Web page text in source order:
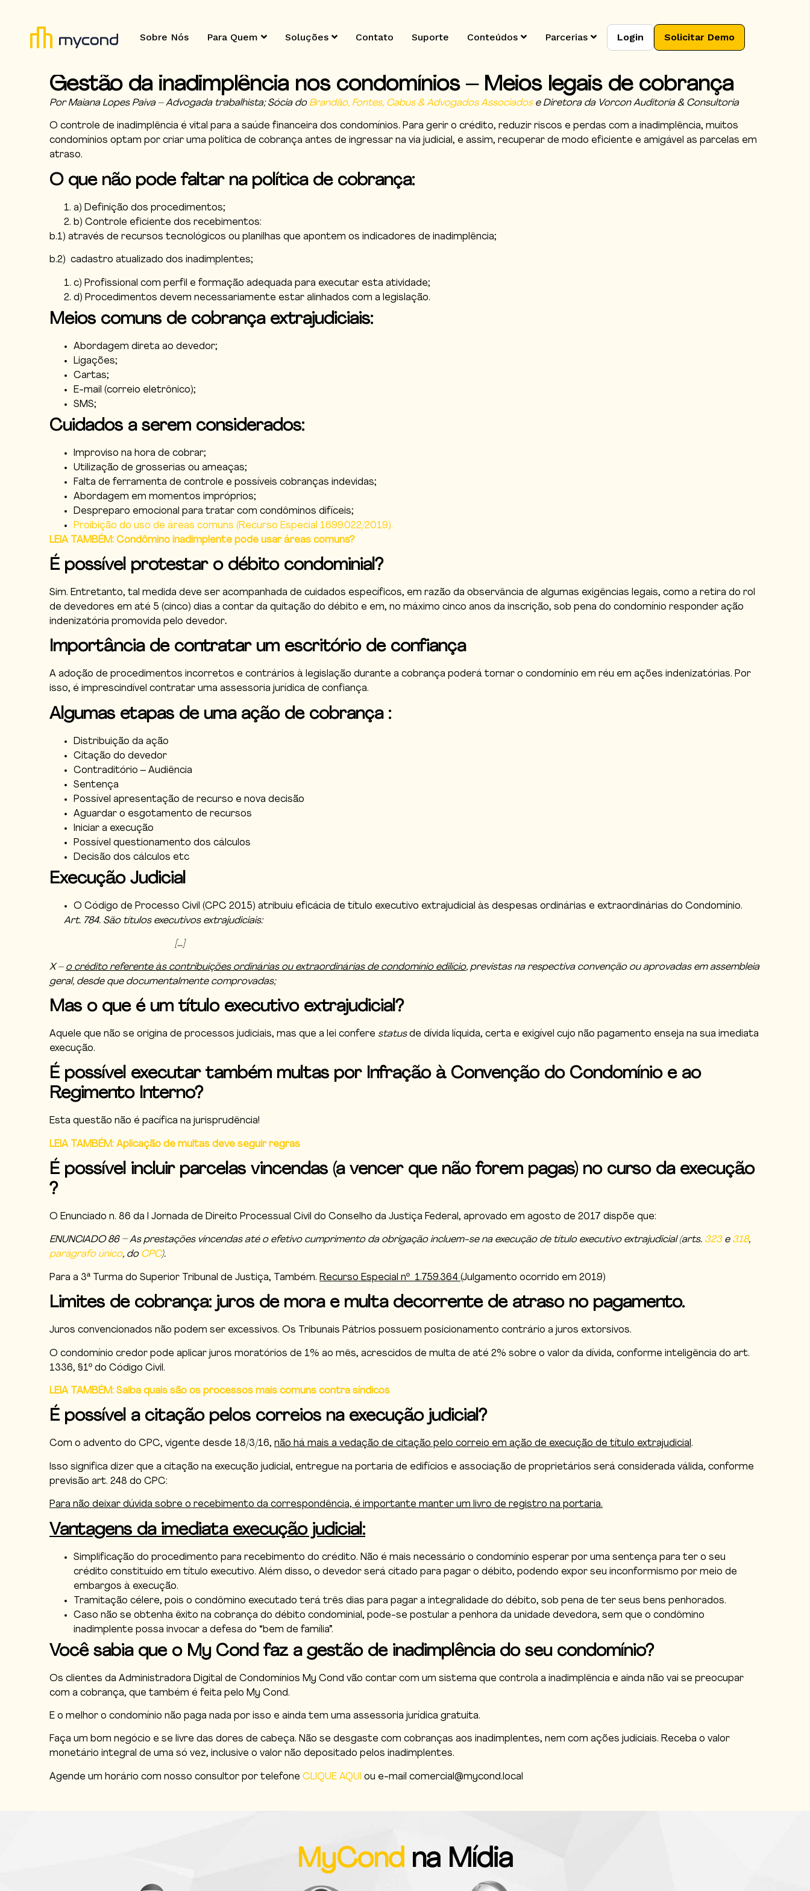
Sobre Nós Para Quem Soluções Contato Suporte Conteúdos Parcerias Login Solicitar Demo
Gestão da inadimplência nos condomínios – Meios legais de cobrança
Por Maiana Lopes Paiva – Advogada trabalhista; Sócia do Brandão, Fontes, Cabús & Advogados Associadose Diretora da Vorcon Auditoria & Consultoria
O controle de inadimplência é vital para a saúde financeira dos condomínios. Para gerir o crédito, reduzir riscos e perdas com a inadimplência, muitos
condomínios optam por criar uma política de cobrança antes de ingressar na via judicial, e assim, recuperar de modo eficiente e amigável as parcelas em
atraso.
O que não pode faltar na política de cobrança:
a) Definição dos procedimentos;
b) Controle eficiente dos recebimentos:
b.1) através de recursos tecnológicos ou planilhas que apontem os indicadores de inadimplência;
b.2) cadastro atualizado dos inadimplentes;
c) Profissional com perfil e formação adequada para executar esta atividade;
d) Procedimentos devem necessariamente estar alinhados com a legislação.
Meios comuns de cobrança extrajudiciais:
Abordagem direta ao devedor;
Ligações;
Cartas;
E-mail (correio eletrônico);
SMS;
Cuidados a serem considerados:
Improviso na hora de cobrar;
Utilização de grosserias ou ameaças;
Falta de ferramenta de controle e possíveis cobranças indevidas;
Abordagem em momentos impróprios;
Despreparo emocional para tratar com condôminos difíceis;
Proibição do uso de áreas comuns (Recurso Especial 1699.022/2019).
LEIA TAMBÉM: Condômino inadimplente pode usar áreas comuns?
É possível protestar o débito condominial?
Sim. Entretanto, tal medida deve ser acompanhada de cuidados específicos, em razão da observância de algumas exigências legais, como a retira do rol
de devedores em até 5 (cinco) dias a contar da quitação do débito e em, no máximo cinco anos da inscrição, sob pena do condomínio responder ação
indenizatória promovida pelo devedor.
Importância de contratar um escritório de confiança
A adoção de procedimentos incorretos e contrários à legislação durante a cobrança poderá tornar o condomínio em réu em ações indenizatórias. Por
isso, é imprescindível contratar uma assessoria jurídica de confiança.
Algumas etapas de uma ação de cobrança :
Distribuição da ação
Citação do devedor
Contraditório – Audiência
Sentença
Possível apresentação de recurso e nova decisão
Aguardar o esgotamento de recursos
Iniciar a execução
Possível questionamento dos cálculos
Decisão dos cálculos etc
Execução Judicial
O Código de Processo Civil (CPC 2015) atribuiu eficácia de título executivo extrajudicial às despesas ordinárias e extraordinárias do Condomínio.
Art. 784. São títulos executivos extrajudiciais:
[…]
X – o crédito referente às contribuições ordinárias ou extraordinárias de condomínio edilício, previstas na respectiva convenção ou aprovadas em assembleia
geral, desde que documentalmente comprovadas;
Mas o que é um título executivo extrajudicial?
Aquele que não se origina de processos judiciais, mas que a lei confere statusde dívida líquida, certa e exigível cujo não pagamento enseja na sua imediata
execução.
É possível executar também multas por Infração à Convenção do Condomínio e ao
Regimento Interno?
Esta questão não é pacífica na jurisprudência!
LEIA TAMBÉM: Aplicação de multas deve seguir regras
É possível incluir parcelas vincendas (a vencer que não forem pagas) no curso da execução
?
O Enunciado n. 86 da I Jornada de Direito Processual Civil do Conselho da Justiça Federal, aprovado em agosto de 2017 dispõe que:
ENUNCIADO 86 – As prestações vincendas até o efetivo cumprimento da obrigação incluem-se na execução de título executivo extrajudicial (arts. 323e 318,
parágrafo único, do CPC).
Para a 3ª Turma do Superior Tribunal de Justiça, Também. Recurso Especial nº 1.759.364 (Julgamento ocorrido em 2019)
Limites de cobrança: juros de mora e multa decorrente de atraso no pagamento.
Juros convencionados não podem ser excessivos. Os Tribunais Pátrios possuem posicionamento contrário a juros extorsivos.
O condomínio credor pode aplicar juros moratórios de 1% ao mês, acrescidos de multa de até 2% sobre o valor da dívida, conforme inteligência do art.
1336, §1º do Código Civil.
LEIA TAMBÉM: Saiba quais são os processos mais comuns contra síndicos
É possível a citação pelos correios na execução judicial?
Com o advento do CPC, vigente desde 18/3/16, não há mais a vedação de citação pelo correio em ação de execução de título extrajudicial.
Isso significa dizer que a citação na execução judicial, entregue na portaria de edifícios e associação de proprietários será considerada válida, conforme
previsão art. 248 do CPC:
Para não deixar dúvida sobre o recebimento da correspondência, é importante manter um livro de registro na portaria.
Vantagens da imediata execução judicial:
Simplificação do procedimento para recebimento do crédito. Não é mais necessário o condomínio esperar por uma sentença para ter o seu
crédito constituído em título executivo. Além disso, o devedor será citado para pagar o débito, podendo expor seu inconformismo por meio de
embargos à execução.
Tramitação célere, pois o condômino executado terá três dias para pagar a integralidade do débito, sob pena de ter seus bens penhorados.
Caso não se obtenha êxito na cobrança do débito condominial, pode-se postular a penhora da unidade devedora, sem que o condômino
inadimplente possa invocar a defesa do “bem de família”.
Você sabia que o My Cond faz a gestão de inadimplência do seu condomínio?
Os clientes da Administradora Digital de Condomínios My Cond vão contar com um sistema que controla a inadimplência e ainda não vai se preocupar
com a cobrança, que também é feita pelo My Cond.
E o melhor o condomínio não paga nada por isso e ainda tem uma assessoria jurídica gratuita.
Faça um bom negócio e se livre das dores de cabeça. Não se desgaste com cobranças aos inadimplentes, nem com ações judiciais. Receba o valor
monetário integral de uma só vez, inclusive o valor não depositado pelos inadimplentes.
Agende um horário com nosso consultor por telefone CLIQUE AQUI ou e-mail comercial@mycond.local
MyCond na Mídia